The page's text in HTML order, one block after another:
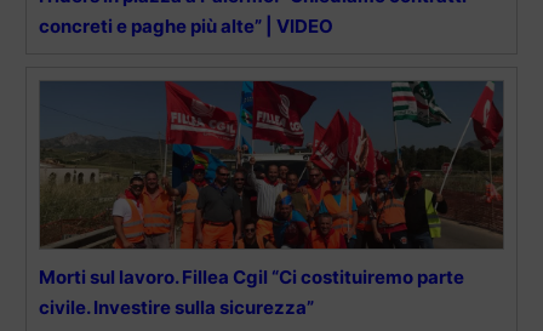
concreti e paghe più alte” | VIDEO
Morti sul lavoro. Fillea Cgil “Ci costituiremo parte
civile. Investire sulla sicurezza”